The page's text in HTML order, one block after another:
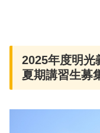
2025年度明光
夏期講習生募